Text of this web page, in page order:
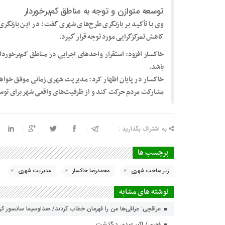
توسعه متوازن و توجه به مناطق کم‌برخوردار
وی با تأکید بر بازنگری طرح‌های شهری گفت: در این
کاهش تمرکزگرایی مورد توجه قرار گیرد.
خاکسار افزود: استقرار واحدهای اجرایی در مناطق
باشد.
خاکسار در پایان اظهار کرد: مدیریت شهری زمانی موفق خواهد
مشارکت مردم حرکت کند و از ظرفیت‌های واقعی شهر برای
به اشتراک بگذارید :
برچسب ها
زیر ساخت شهری محمدرضا خاکسار مدیریت شهری
نوشته های مشابه
عراقچی: عراقی‌ها من را قهرمان خطاب کردند/ صداوسیما سانسور